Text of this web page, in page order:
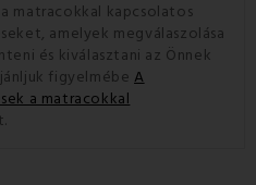
matracokkal kapcsolatos
amelyek megválaszolása
és kiválasztani az Önnek
figyelmébeA
a matracokkal